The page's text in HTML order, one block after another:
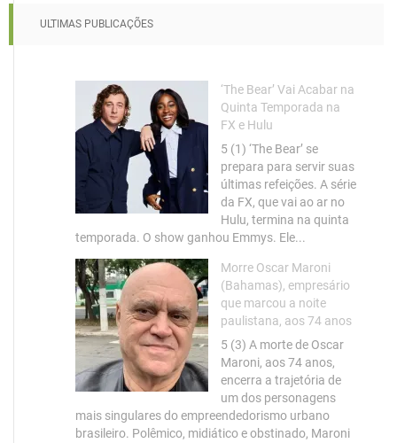
ULTIMAS PUBLICAÇÕES
‘The Bear’ Vai Acabar na
Quinta Temporada na
FX e Hulu
5 (1) ‘The Bear’ se
prepara para servir suas
últimas refeições. A série
da FX, que vai ao ar no
Hulu, termina na quinta
temporada. O show ganhou Emmys. Ele...
Morre Oscar Maroni
(Bahamas), empresário
que marcou a noite
paulistana, aos 74 anos
5 (3) A morte de Oscar
Maroni, aos 74 anos,
encerra a trajetória de
um dos personagens
mais singulares do empreendedorismo urbano
brasileiro. Polêmico, midiático e obstinado, Maroni